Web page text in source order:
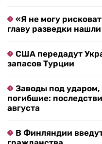
«Я не могу
главу разведки
США передадут
запасов Турции
Заводы под
погибшие:
августа
В Финляндии